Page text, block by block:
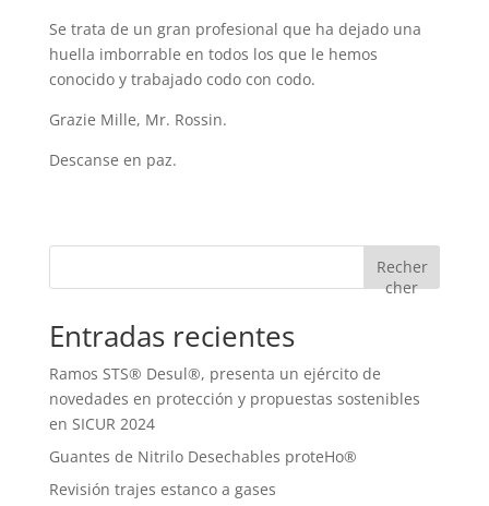
Se trata de un gran profesional que ha dejado una
huella imborrable en todos los que le hemos
conocido y trabajado codo con codo.
Grazie Mille, Mr. Rossin.
Descanse en paz.
Recher
cher
Entradas recientes
Ramos STS® Desul®, presenta un ejército de
novedades en protección y propuestas sostenibles
en SICUR 2024
Guantes de Nitrilo Desechables proteHo®
Revisión trajes estanco a gases